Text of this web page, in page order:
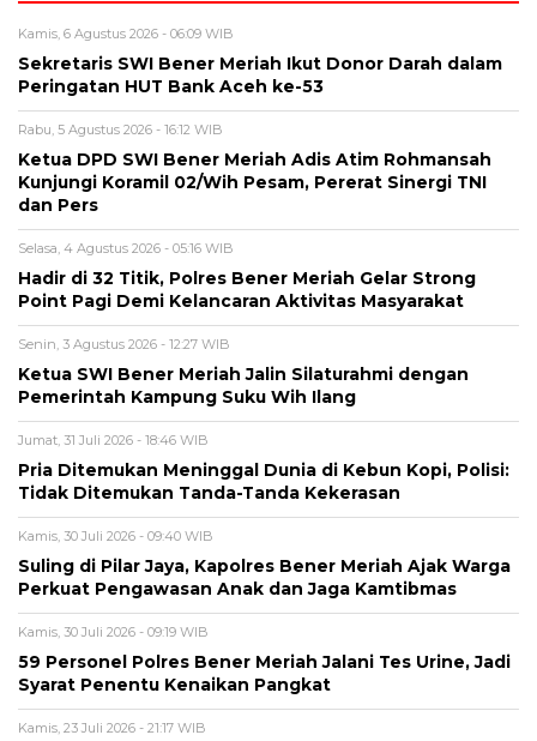
Kamis, 6 Agustus 2026 - 06:09 WIB
Sekretaris SWI Bener Meriah Ikut Donor Darah dalam
Peringatan HUT Bank Aceh ke-53
Rabu, 5 Agustus 2026 - 16:12 WIB
Ketua DPD SWI Bener Meriah Adis Atim Rohmansah
Kunjungi Koramil 02/Wih Pesam, Pererat Sinergi TNI
dan Pers
Selasa, 4 Agustus 2026 - 05:16 WIB
Hadir di 32 Titik, Polres Bener Meriah Gelar Strong
Point Pagi Demi Kelancaran Aktivitas Masyarakat
Senin, 3 Agustus 2026 - 12:27 WIB
Ketua SWI Bener Meriah Jalin Silaturahmi dengan
Pemerintah Kampung Suku Wih Ilang
Jumat, 31 Juli 2026 - 18:46 WIB
Pria Ditemukan Meninggal Dunia di Kebun Kopi, Polisi:
Tidak Ditemukan Tanda-Tanda Kekerasan
Kamis, 30 Juli 2026 - 09:40 WIB
Suling di Pilar Jaya, Kapolres Bener Meriah Ajak Warga
Perkuat Pengawasan Anak dan Jaga Kamtibmas
Kamis, 30 Juli 2026 - 09:19 WIB
59 Personel Polres Bener Meriah Jalani Tes Urine, Jadi
Syarat Penentu Kenaikan Pangkat
Kamis, 23 Juli 2026 - 21:17 WIB